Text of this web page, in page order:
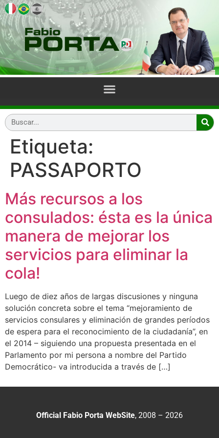
Etiqueta:
PASSAPORTO
Más recursos a los
consulados: ésta es la única
manera de mejorar los
servicios para eliminar la
cola!
Luego de diez años de largas discusiones y ninguna
solución concreta sobre el tema “mejoramiento de
servicios consulares y eliminación de grandes períodos
de espera para el reconocimiento de la ciudadanía”, en
el 2014 – siguiendo una propuesta presentada en el
Parlamento por mi persona a nombre del Partido
Democrático- va introducida a través de […]
Official Fabio Porta WebSite, 2008 – 2026